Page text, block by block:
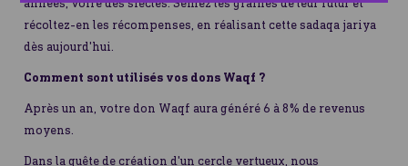
années, voire des siècles. Semez les graines de leur futur et
récoltez-en les récompenses, en réalisant cette sadaqa jariya
dès aujourd'hui.
Comment sont utilisés vos dons Waqf ?
Après un an, votre don Waqf aura généré 6 à 8% de revenus
moyens.
Dans la quête de création d'un cercle vertueux, nous